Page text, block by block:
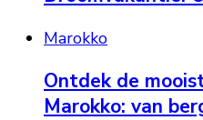
Marokko
Ontdek de
Marokko: van